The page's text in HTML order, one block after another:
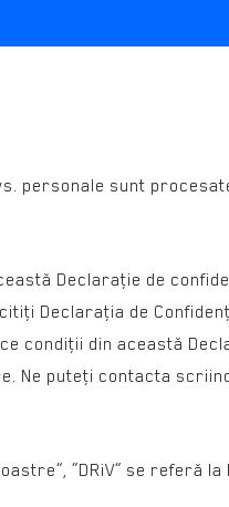
personale sunt
Declaraţie de
Declaraţia de
condiţii din această
Ne puteţi contacta
“DRiV” se referă